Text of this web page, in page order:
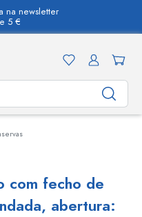
na newsletter
5 €
com fecho de
abertura: